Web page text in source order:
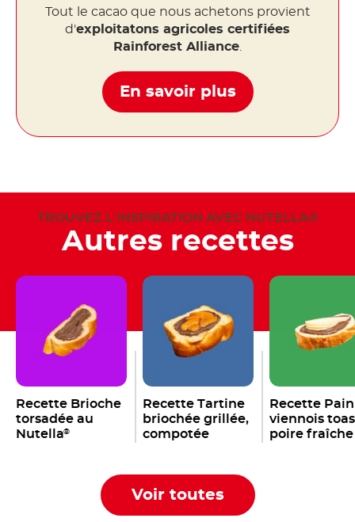
Tout le cacao que nous achetons provient
d'exploitatons agricoles certifiées
Rainforest Alliance
En savoir plus
TROUVEZ L'INSPIRATION AVEC NUTELLA®
Autres recettes
Recette Brioche
torsadée au
Nutella®
Recette Tartine
briochée grillée,
compotée
®
Recette Pain
viennois
poire
Voir toutes